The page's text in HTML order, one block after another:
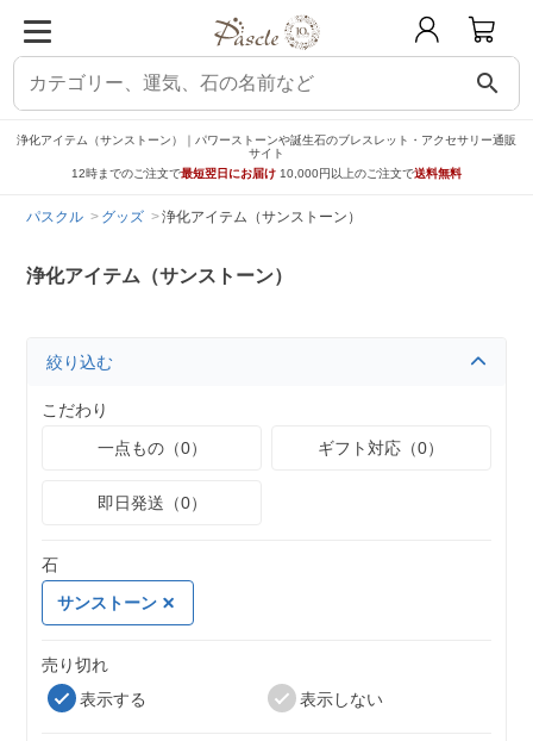
search
浄化アイテム（サンストーン）｜パワーストーンや誕生石のブレスレット・アクセサリー通販
サイト
12時までのご注文で最短翌日にお届け 10,000円以上のご注文で送料無料
パスクル グッズ 浄化アイテム（サンストーン）
浄化アイテム（サンストーン）
絞り込む
こだわり
一点もの（0）
ギフト対応（0）
即日発送（0）
石
サンストーン
売り切れ
表示する
表示しない